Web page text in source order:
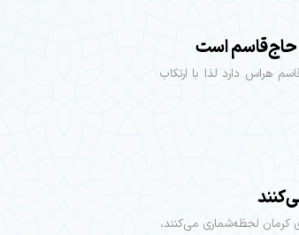
حاج‌قاسم است
هراس دارد لذا با ارتکاب
کرمان لحظه‌شماری می‌کنند،